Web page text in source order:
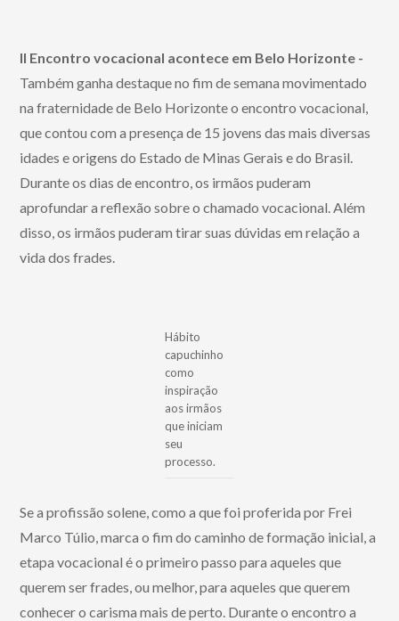
II Encontro vocacional acontece em Belo Horizonte -
Também ganha destaque no fim de semana movimentado
na fraternidade de Belo Horizonte o encontro vocacional,
que contou com a presença de 15 jovens das mais diversas
idades e origens do Estado de Minas Gerais e do Brasil.
Durante os dias de encontro, os irmãos puderam
aprofundar a reflexão sobre o chamado vocacional. Além
disso, os irmãos puderam tirar suas dúvidas em relação a
vida dos frades.
Hábito
capuchinho
como
inspiração
aos irmãos
que iniciam
seu
processo.
Se a profissão solene, como a que foi proferida por Frei
Marco Túlio, marca o fim do caminho de formação inicial, a
etapa vocacional é o primeiro passo para aqueles que
querem ser frades, ou melhor, para aqueles que querem
conhecer o carisma mais de perto. Durante o encontro a